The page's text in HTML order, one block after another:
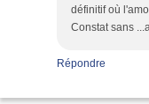
définitif où
Constat sans
Répondre